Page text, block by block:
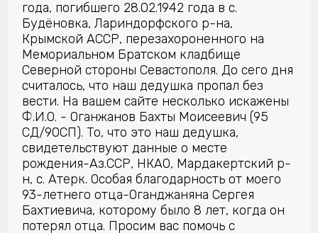
года, погибшего 28.02.1942 года в с.
Будёновка, Лариндорфского р-на,
Крымской АССР, перезахороненного на
Мемориальном Братском кладбище
Северной стороны Севастополя. До сего дня
считалось, что наш дедушка пропал без
вести. На вашем сайте несколько искажены
Ф.И.О. - Оганжанов Бахты Моисеевич (95
СД/90СП). То, что это наш дедушка,
свидетельствуют данные о месте
рождения-Аз.ССР, НКАО, Мардакертский р-
н, с. Атерк. Особая благодарность от моего
93-летнего отца-Оганджаняна Сергея
Бахтиевича, которому было 8 лет, когда он
потерял отца. Просим вас помочь с